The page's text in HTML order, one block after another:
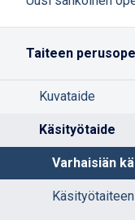
Taiteen
Kuvataide
Käsityötaide
Varhaisiän